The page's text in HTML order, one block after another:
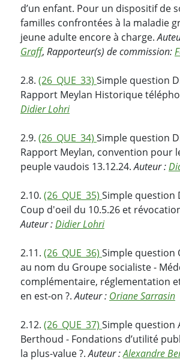
d’un enfant. Pour un dispositif de
familles confrontées à la maladie
jeune adulte encore à charge.
Graff, Rapporteur(s) de commission:
2.8. (26_QUE_33) Simple question
Rapport Meylan Historique
Didier Lohri
2.9. (26_QUE_34) Simple question
Rapport Meylan, convention pour
peuple vaudois 13.12.24.Auteur :
2.10. (26_QUE_35) Simple question
Coup d'oeil du 10.5.26 et
Auteur :Didier Lohri
2.11. (26_QUE_36) Simple question
au nom du Groupe socialiste -
complémentaire, réglementation
en est-on ?.Auteur : Oriane Sarrasin
2.12. (26_QUE_37) Simple question
Berthoud - Fondations d’utilité
la plus-value ?.Auteur :Alexandre